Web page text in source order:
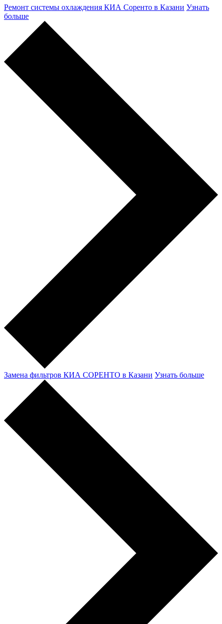
Ремонт системы охлаждения КИА Соренто в Казани Узнать
больше
Замена фильтров КИА СОРЕНТО в Казани Узнать больше